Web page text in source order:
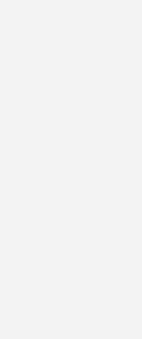
China gibt es europäische
wollen. Ein
auf Sizilien. Der größte
im Jahr drei Gigawatt
und industrielle Anlagen
vergangenen Jahres. Fünf
dem vollen Ausbau des Werks
davon kamen 190 Millionen
aus Rom. Rund 1.000 Jobs
1.000 bei Zulieferern und
Wirkungsgrad
(HJT). „Wir wollen Tandemzellen
stellt Dr. Cosimo Gerardi in